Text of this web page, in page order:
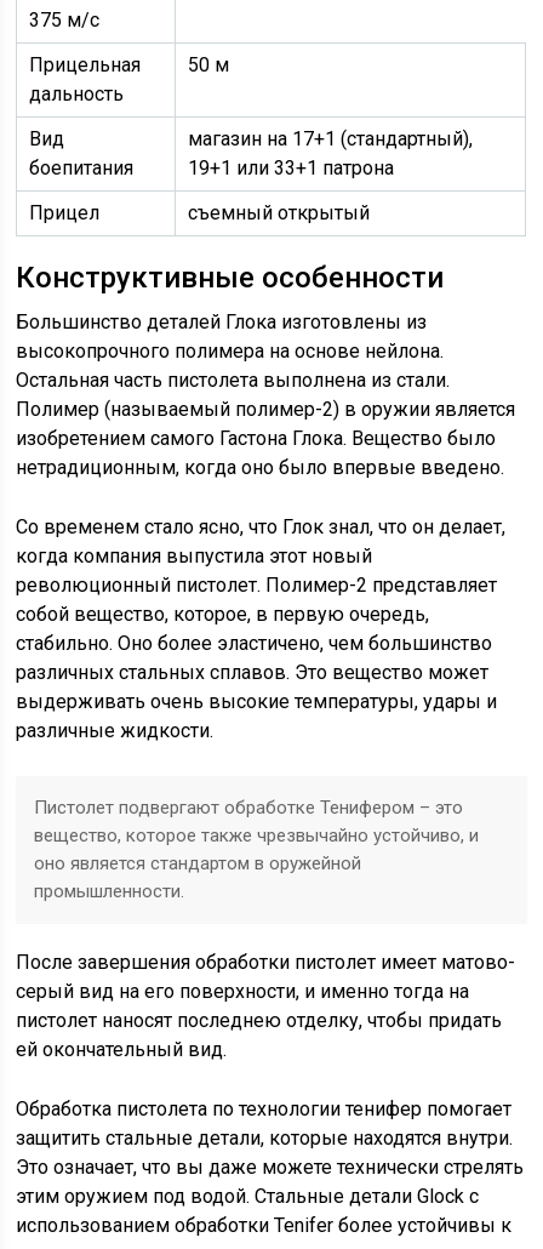
375 м/с
Прицельная
дальность
50 м
Вид
боепитания
магазин на 17+1 (стандартный),
19+1 или 33+1 патрона
Прицел
съемный открытый
Конструктивные особенности
Большинство деталей Глока изготовлены из
высокопрочного полимера на основе нейлона.
Остальная часть пистолета выполнена из стали.
Полимер (называемый полимер-2) в оружии является
изобретением самого Гастона Глока. Вещество было
нетрадиционным, когда оно было впервые введено.
Со временем стало ясно, что Глок знал, что он делает,
когда компания выпустила этот новый
революционный пистолет. Полимер-2 представляет
собой вещество, которое, в первую очередь,
стабильно. Оно более эластичено, чем большинство
различных стальных сплавов. Это вещество может
выдерживать очень высокие температуры, удары и
различные жидкости.
Пистолет подвергают обработке Тенифером – это
вещество, которое также чрезвычайно устойчиво, и
оно является стандартом в оружейной
промышленности.
После завершения обработки пистолет имеет матово-
серый вид на его поверхности, и именно тогда на
пистолет наносят последнею отделку, чтобы придать
ей окончательный вид.
Обработка пистолета по технологии тенифер помогает
защитить стальные детали, которые находятся внутри.
Это означает, что вы даже можете технически стрелять
этим оружием под водой. Стальные детали Glock с
использованием обработки Tenifer более устойчивы к